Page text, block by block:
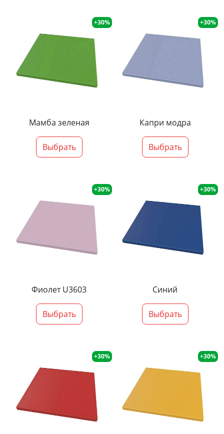
+30%
Мамба зеленая
Выбрать
+30%
Капри модра
Выбрать
+30%
Фиолет U3603
Выбрать
+30%
Синий
Выбрать
+30% +30%